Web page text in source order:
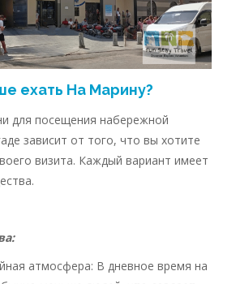
ехать На Марину?
для посещения набережной
зависит от того, что вы хотите
визита. Каждый вариант имеет
атмосфера: В дневное время на